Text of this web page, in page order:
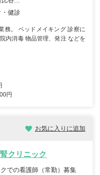
・健診
務。 ベッドメイキング 診察に
内消毒 物品管理、発注 などを
円
お気に入りに追加
クリニック
での看護師（常勤）募集